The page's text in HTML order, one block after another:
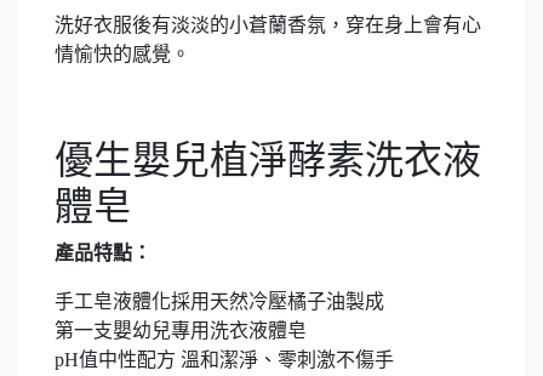
洗好衣服後有淡淡的小蒼蘭香氛，穿在身上會有心
情愉快的感覺。
優生嬰兒植淨酵素洗衣液
體皂
產品特點：
手工皂液體化採用天然冷壓橘子油製成
第一支嬰幼兒專用洗衣液體皂
pH值中性配方 溫和潔淨、零刺激不傷手